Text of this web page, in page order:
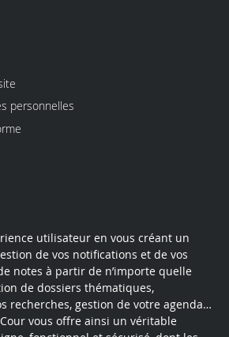
personnelles
utilisateur en vous créant un
de vos notifications et de vos
notes à partir de n’importe quelle
de dossiers thématiques,
recherches, gestion de votre agenda…
vous offre ainsi un véritable